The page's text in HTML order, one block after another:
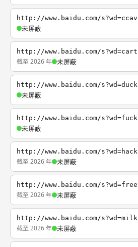
http://www.baidu.com/s?wd=ccav
未屏蔽
http://www.baidu.com/s?wd=cart
截至 2026 年 未屏蔽
http://www.baidu.com/s?wd=duck
未屏蔽
http://www.baidu.com/s?wd=fuck
未屏蔽
http://www.baidu.com/s?wd=hack
截至 2026 年 未屏蔽
http://www.baidu.com/s?wd=free
截至 2026 年 未屏蔽
http://www.baidu.com/s?wd=milk
截至 2026 年 未屏蔽